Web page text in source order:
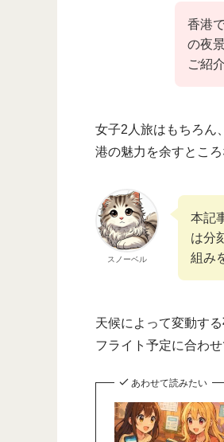
香港
の夜
ご紹
女子2人旅はもちろん
港の魅力を余すとこ
スノーベル
本記
は分
組み
天候によって変動する
フライト予定に合わ
あわせて読みたい